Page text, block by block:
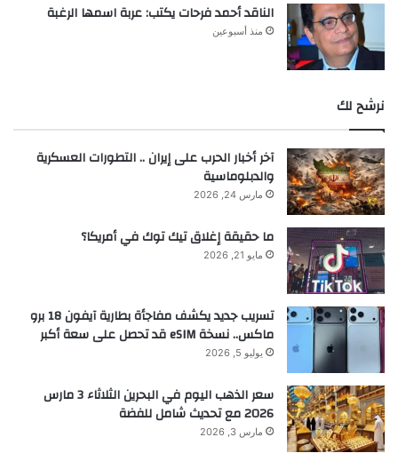
الناقد أحمد فرحات يكتب: عربة اسمها الرغبة
منذ أسبوعين
نرشح لك
آخر أخبار الحرب على إيران .. التطورات العسكرية
والدبلوماسية
مارس 24, 2026
ما حقيقة إغلاق تيك توك في أمريكا؟
مايو 21, 2026
تسريب جديد يكشف مفاجأة بطارية آيفون 18 برو
ماكس.. نسخة eSIM قد تحصل على سعة أكبر
يوليو 5, 2026
سعر الذهب اليوم في البحرين الثلاثاء 3 مارس
2026 مع تحديث شامل للفضة
مارس 3, 2026